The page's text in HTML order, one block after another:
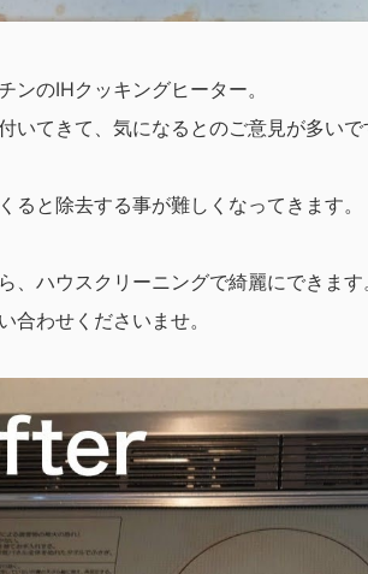
ンのIHクッキングヒーター。
いてきて、気になるとのご意見が多いで
ると除去する事が難しくなってきます。
、ハウスクリーニングで綺麗にできます
合わせくださいませ。